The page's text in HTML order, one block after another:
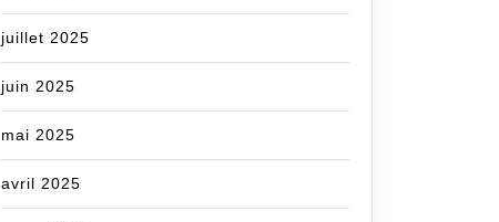
juillet 2025
juin 2025
mai 2025
avril 2025